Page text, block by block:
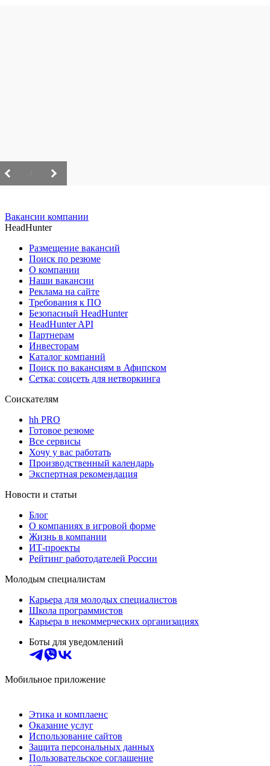
Вакансии компании
HeadHunter
Размещение вакансий
Поиск по резюме
О компании
Наши вакансии
Реклама на сайте
Требования к ПО
Безопасный HeadHunter
HeadHunter API
Партнерам
Инвесторам
Каталог компаний
Поиск по вакансиям в Афипском
Сетка: соцсеть для нетворкинга
Соискателям
hh PRO
Готовое резюме
Все сервисы
Хочу у вас работать
Производственный календарь
Экспертная рекомендация
Новости и статьи
Блог
О компаниях в игровой форме
Жизнь в компании
ИТ-проекты
Рейтинг работодателей России
Молодым специалистам
Карьера для молодых специалистов
Школа программистов
Карьера в некоммерческих организациях
Боты для уведомлений
Мобильное приложение
Этика и комплаенс
Оказание услуг
Использование сайтов
Защита персональных данных
Пользовательское соглашение